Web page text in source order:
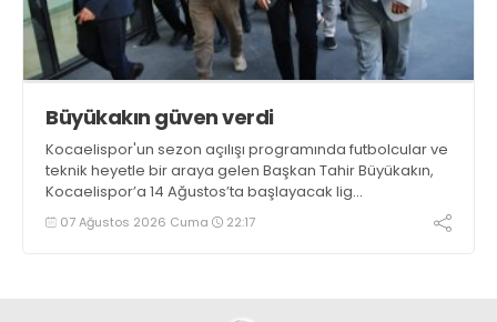
Büyükakın güven verdi
Kocaelispor'un sezon açılışı programında futbolcular ve
teknik heyetle bir araya gelen Başkan Tahir Büyükakın,
Kocaelispor’a 14 Ağustos’ta başlayacak lig
maratonunda başarılar diledi ve “Yanınızdayım” dedi.
07 Ağustos 2026 Cuma 22:17